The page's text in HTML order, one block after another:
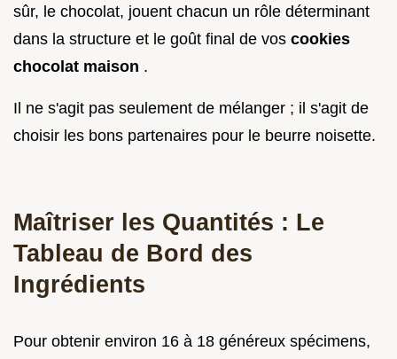
sûr, le chocolat, jouent chacun un rôle déterminant
dans la structure et le goût final de vos cookies
chocolat maison .
Il ne s'agit pas seulement de mélanger ; il s'agit de
choisir les bons partenaires pour le beurre noisette.
Maîtriser les Quantités : Le
Tableau de Bord des
Ingrédients
Pour obtenir environ 16 à 18 généreux spécimens,